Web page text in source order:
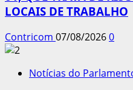
LOCAIS DE TRABALHO
Contricom 07/08/20260
Notícias do